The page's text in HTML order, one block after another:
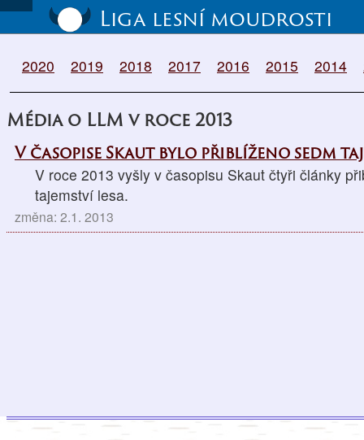
Liga lesní moudrosti
2020 2019 2018 2017 2016 2015 2014
Média o LLM v roce 2013
V časopise Skaut bylo přiblíženo sedm
V roce 2013 vyšly v časopisu Skaut čtyři články
tajemství lesa.
změna: 2.1. 2013